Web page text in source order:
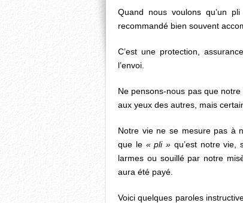
Quand nous voulons qu’un
recommandé bien souvent
C’est une protection,
l’envoi.
Ne pensons-nous pas que
aux yeux des autres, mais
Notre vie ne se mesure pas à
que le « pli » qu’est notre vie,
larmes ou souillé par notre
aura été payé.
Voici quelques paroles